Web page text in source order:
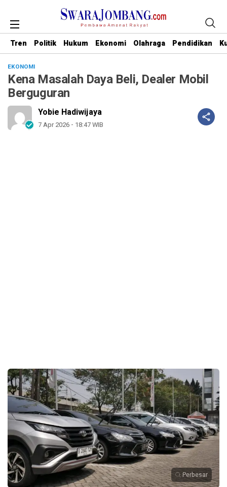
Tren Politik Hukum Ekonomi Olahraga Pendidikan
EKONOMI
Kena Masalah Daya Beli, Dealer Mobil
Berguguran
Yobie Hadiwijaya
7 Apr 2026 - 18:47 WIB
Perbesar